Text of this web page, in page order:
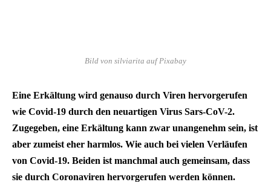
Bild von silviarita auf Pixabay
Eine Erkältung wird genauso durch Viren hervorgerufen
wie Covid-19 durch den neuartigen Virus Sars-CoV-2.
Zugegeben, eine Erkältung kann zwar unangenehm sein, ist
aber zumeist eher harmlos. Wie auch bei vielen Verläufen
von Covid-19. Beiden ist manchmal auch gemeinsam, dass
sie durch Coronaviren hervorgerufen werden können.